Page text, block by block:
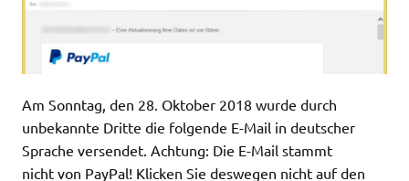
Am Sonntag, den 28. Oktober 2018 wurde durch
unbekannte Dritte die folgende E-Mail in deutscher
Sprache versendet. Achtung: Die E-Mail stammt
nicht von PayPal! Klicken Sie deswegen nicht auf den